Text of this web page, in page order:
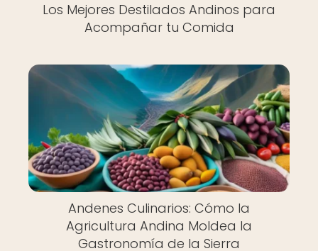
Los Mejores Destilados Andinos para
Acompañar tu Comida
Andenes Culinarios: Cómo la
Agricultura Andina Moldea la
Gastronomía de la Sierra